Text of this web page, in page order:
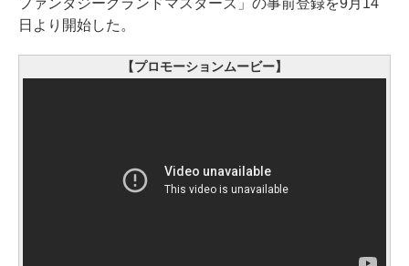
ファンタジーグランドマスターズ」の事前登録を9月14
日より開始した。
【プロモーションムービー】